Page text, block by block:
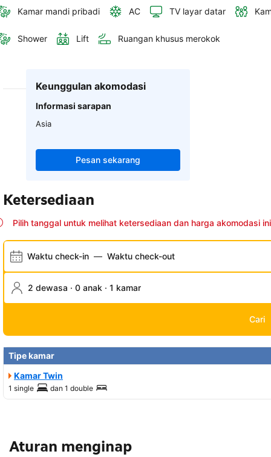
Kamar mandi pribadi AC TV layar datar
Shower Lift Ruangan khusus merokok
Keunggulan akomodasi
Informasi sarapan
Asia
Pesan sekarang
Ketersediaan
Pilih tanggal untuk melihat ketersediaan dan harga akomodasi ini
Waktu check-in — Waktu check-out
2 dewasa · 0 anak · 1 kamar
Cari
Tipe kamar
Kamar Twin
1 single dan 1 double
Aturan menginap